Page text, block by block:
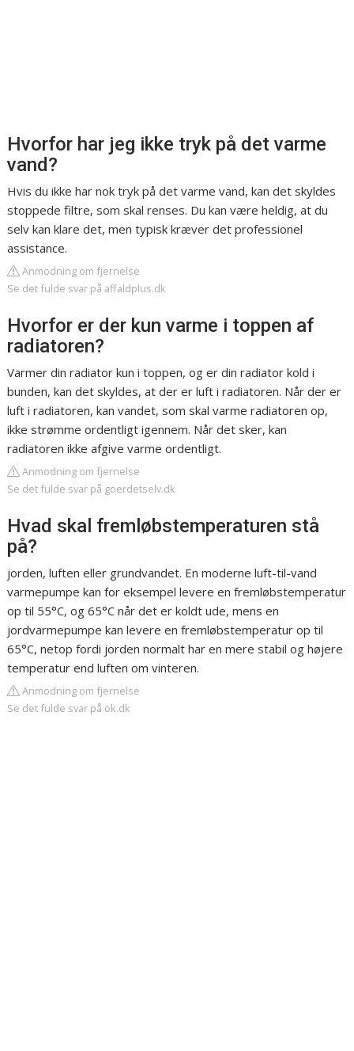
Hvorfor har jeg ikke tryk på det varme
vand?
Hvis du ikke har nok tryk på det varme vand, kan det skyldes
stoppede filtre, som skal renses. Du kan være heldig, at du
selv kan klare det, men typisk kræver det professionel
assistance.
Anmodning om fjernelse
Se det fulde svar på affaldplus.dk
Hvorfor er der kun varme i toppen af
radiatoren?
Varmer din radiator kun i toppen, og er din radiator kold i
bunden, kan det skyldes, at der er luft i radiatoren. Når der er
luft i radiatoren, kan vandet, som skal varme radiatoren op,
ikke strømme ordentligt igennem. Når det sker, kan
radiatoren ikke afgive varme ordentligt.
Anmodning om fjernelse
Se det fulde svar på goerdetselv.dk
Hvad skal fremløbstemperaturen stå
på?
jorden, luften eller grundvandet. En moderne luft-til-vand
varmepumpe kan for eksempel levere en fremløbstemperatur
op til 55°C, og 65°C når det er koldt ude, mens en
jordvarmepumpe kan levere en fremløbstemperatur op til
65°C, netop fordi jorden normalt har en mere stabil og højere
temperatur end luften om vinteren.
Anmodning om fjernelse
Se det fulde svar på ok.dk